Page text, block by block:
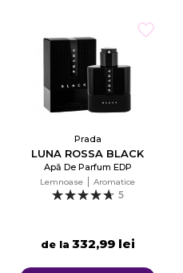
Prada
LUNA ROSSA BLACK
Apă De Parfum EDP
Lemnoase Aromatice
5
de la 332,99 lei